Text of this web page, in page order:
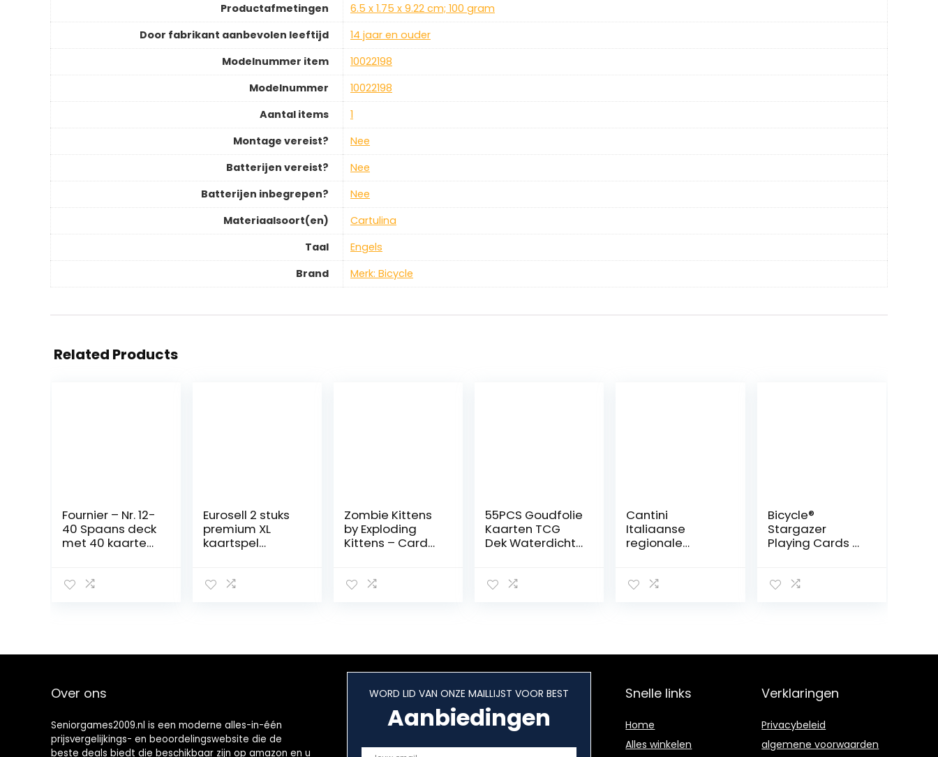
Productafmetingen
‎6.5 x 1.75 x 9.22 cm; 100 gram
Door fabrikant aanbevolen leeftijd
‎14 jaar en ouder
Modelnummer item
‎10022198
Modelnummer
‎10022198
Aantal items
‎1
Montage vereist?
‎Nee
Batterijen vereist?
‎Nee
Batterijen inbegrepen?
‎Nee
Materiaalsoort(en)
‎Cartulina
Taal
‎Engels
Brand
Merk: Bicycle
Related Products
Fournier – Nr. 12-
40 Spaans deck
met 40 kaarten,
eenheidsmaat
Eurosell 2 stuks
premium XL
kaartspel
grote tekens
gezelschapsspe
Zombie Kittens
by Exploding
Kittens – Card
Kids – Fun Family
55PCS Goudfolie
Kaarten TCG
Dek Waterdicht
DX GX voor
Cantini
Italiaanse
regionale
Sizilian /
speelkaarten
Bicycle®
Stargazer
Playing Cards –
To Shuffle &
Over ons
Seniorgames2009.nl is een moderne alles-in-één
prijsvergelijkings- en beoordelingswebsite die de
beste deals biedt die beschikbaar zijn op amazon en u
WORD LID VAN ONZE MAILLIJST VOOR BEST
Aanbiedingen
Snelle links
Home
Alles winkelen
Verklaringen
Privacybeleid
algemene voorwaarden